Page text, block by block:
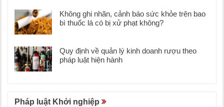
Không ghi nhãn, cảnh báo sức khỏe trên bao
bì thuốc lá có bị xử phạt không?
Quy định về quản lý kinh doanh rượu theo
pháp luật hiện hành
Pháp luật Khởi nghiệp